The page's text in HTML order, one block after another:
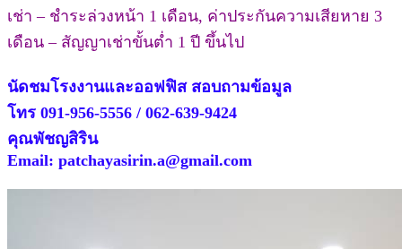
เช่า – ชำระล่วงหน้า 1 เดือน, ค่าประกันความเสียหาย 3
เดือน – สัญญาเช่าขั้นต่ำ 1 ปี ขึ้นไป
นัดชมโรงงานและออฟฟิส สอบถามข้อมูล
โทร 091-956-5556 / 062-639-9424
คุณพัชญสิริน
Email: patchayasirin.a@gmail.com